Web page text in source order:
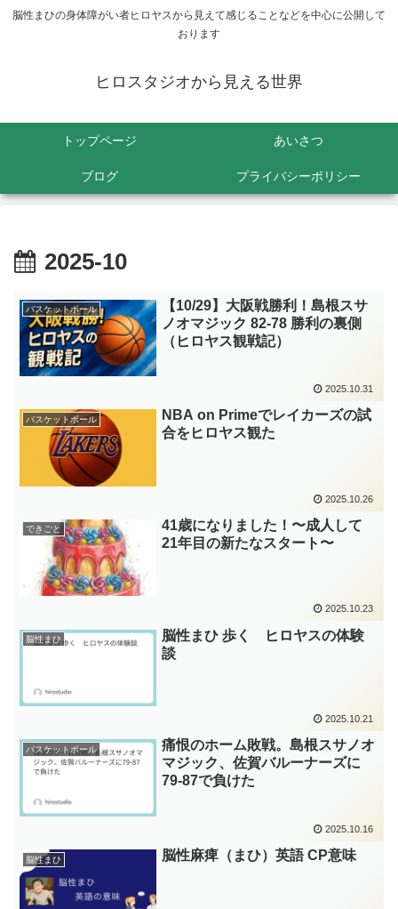
脳性まひの身体障がい者ヒロヤスから見えて感じることなどを中心に公開して
おります
ヒロスタジオから見える世界
トップページ あいさつ
ブログ プライバシーポリシー
2025-10
バスケットボール
【10/29】大阪戦勝利！島根スサ
ノオマジック 82-78 勝利の裏側
（ヒロヤス観戦記）
2025.10.31
バスケットボール
NBA on Primeでレイカーズの試
合をヒロヤス観た
2025.10.26
できごと
41歳になりました！〜成人して
21年目の新たなスタート〜
2025.10.23
脳性まひ
脳性まひ 歩く ヒロヤスの体験
談
2025.10.21
バスケットボール
痛恨のホーム敗戦。島根スサノオ
マジック、佐賀バルーナーズに
79-87で負けた
2025.10.16
脳性まひ 脳性麻痺（まひ）英語 CP意味